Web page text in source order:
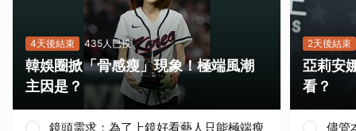
4天後結束 435人已投
韓娛圈掀「骨感瘦」現象！極端風潮
主因是？
鏡頭需求：為了上鏡好看藝人只能極端瘦
2天後結束
亞莉安
看？
儘管